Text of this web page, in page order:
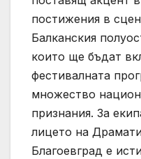
постижения в
Балканския
които ще бъдат
фестивалната
множество
признания. За
лицето на
Благоевград е